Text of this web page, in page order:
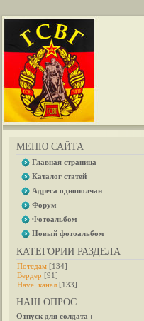
МЕНЮ САЙТА
Главная страница
Каталог статей
Адреса однополчан
Форум
Фотоальбом
Новый фотоальбом
КАТЕГОРИИ РАЗДЕЛА
Потсдам [134]
Вердер [91]
Havel канал [133]
НАШ ОПРОС
Отпуск для солдата :